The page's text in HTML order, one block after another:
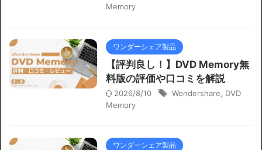
Memory
ワンダーシェア製品
【評判良し！】DVD Memory無
料版の評価や口コミを解説
2026/8/10 Wondershare
DVD
Memory
ワンダーシェア製品